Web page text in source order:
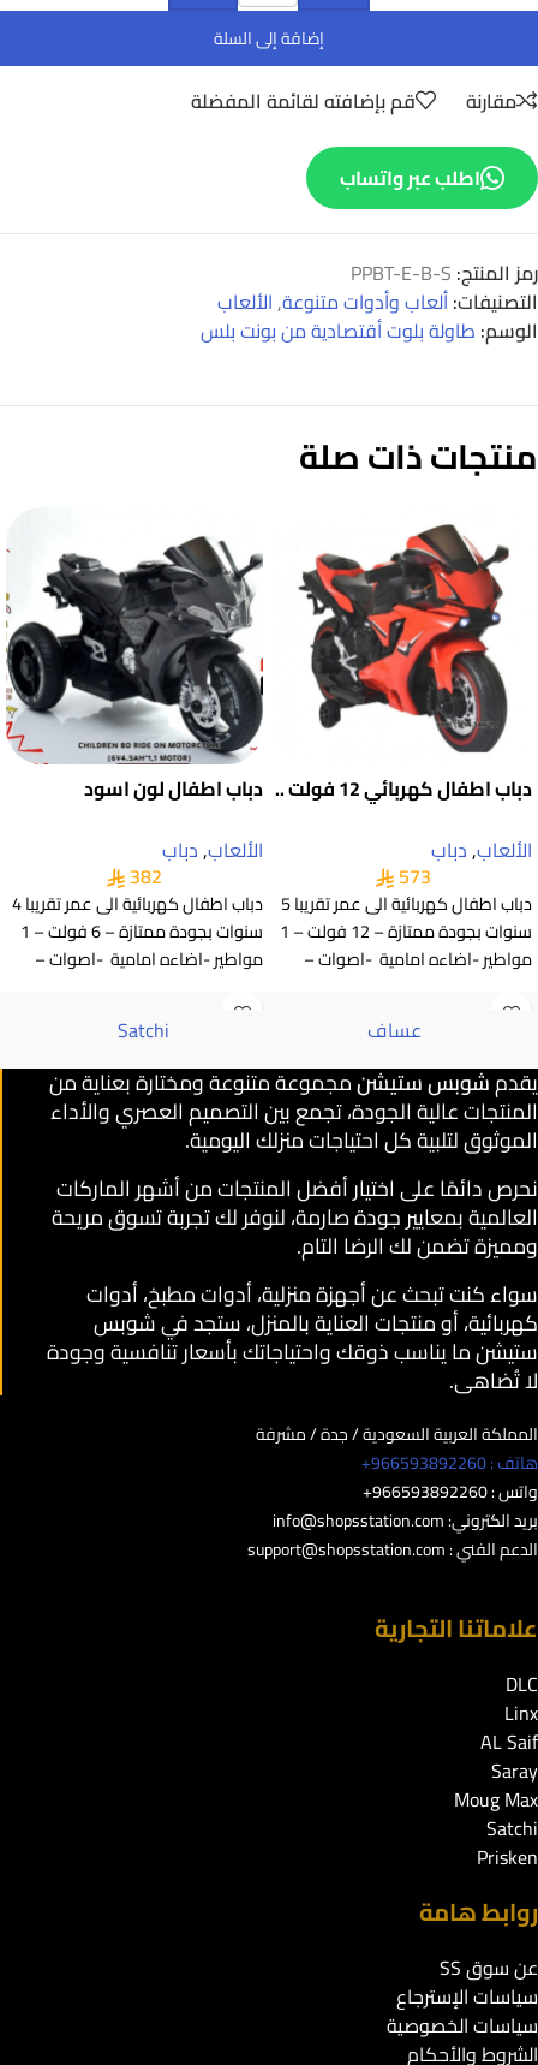
إضافة إلى السلة
مقارنة قم بإضافته لقائمة المفضلة
اطلب عبر واتساب
رمز المنتج: PPBT-E-B-S
التصنيفات:ألعاب وأدوات متنوعة,الألعاب
الوسم: طاولة بلوت أقتصادية من بونت بلس
منتجات ذات صلة
دباب اطفال كهربائي 12 فولت ..
الألعاب,دباب
573
دباب اطفال كهربائية الى عمر تقريبا 5
سنوات بجودة ممتازة – 12 فولت – 1
مواطير -اضاءه امامية -اصوات –
دباب اطفال لون اسود
الألعاب,دباب
382
دباب اطفال كهربائية الى عمر تقريبا 4
سنوات بجودة ممتازة – 6 فولت – 1
مواطير -اضاءه امامية -اصوات –
عساف Satchi
يقدمشوبس ستيشنمجموعة متنوعة ومختارة بعناية من
المنتجات عالية الجودة، تجمع بين التصميم العصري والأداء
الموثوق لتلبية كل احتياجات منزلك اليومية.
نحرص دائمًا على اختيار أفضل المنتجات من أشهر الماركات
العالمية بمعايير جودة صارمة، لنوفر لك تجربة تسوق مريحة
ومميزة تضمن لك الرضا التام.
سواء كنت تبحث عن أجهزة منزلية، أدوات مطبخ، أدوات
كهربائية، أو منتجات العناية بالمنزل، ستجد في شوبس
ستيشن ما يناسب ذوقك واحتياجاتك بأسعار تنافسية وجودة
لا تُضاهى.
المملكة العربية السعودية / جدة / مشرفة
هاتف : 966593892260+
واتس : 966593892260+
بريد الكتروني:info@shopsstation.com
الدعم الفني :support@shopsstation.com
علاماتنا التجارية
DLC
Linx
AL Saif
Saray
Moug Max
Satchi
Prisken
روابط هامة
عن سوق SS
سياسات الإسترجاع
سياسات الخصوصية
الشروط والأحكام